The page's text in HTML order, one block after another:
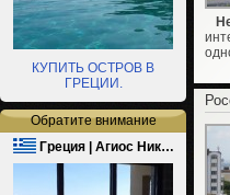
КУПИТЬ ОСТРОВ В
ГРЕЦИИ.
Обратите внимание
Греция | Агиос Ник…